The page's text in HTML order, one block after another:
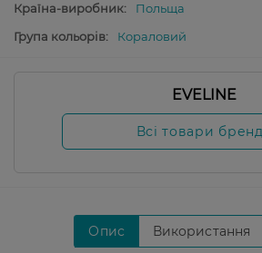
Країна-виробник:
Польща
Група кольорів:
Кораловий
EVELINE
Всі товари
Опис Використання